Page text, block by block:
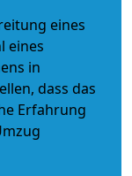
eines
eines
in
dass das
Erfahrung